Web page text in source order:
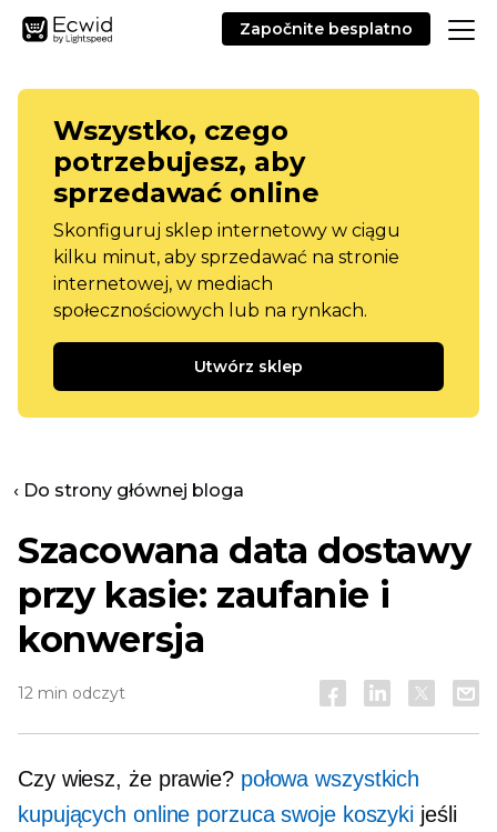
Započnite besplatno
Wszystko, czego
potrzebujesz, aby
sprzedawać online
Skonfiguruj sklep internetowy w ciągu
kilku minut, aby sprzedawać na stronie
internetowej, w mediach
społecznościowych lub na rynkach.
Utwórz sklep
‹ Do strony głównej bloga
Szacowana data dostawy
przy kasie: zaufanie i
konwersja
12 min odczyt
Czy wiesz, że prawie? połowa wszystkich
kupujących online porzuca swoje koszyki jeśli